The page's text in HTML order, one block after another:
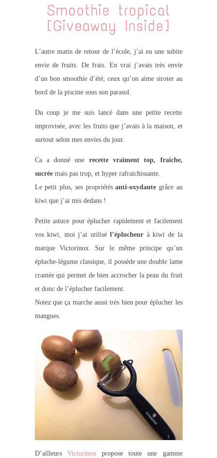
Smoothie tropical
[Giveaway Inside]
L’autre matin de retour de l’école, j’ai eu une subite
envie de fruits. De frais. En vrai j’avais très envie
d’un bon smoothie d’été, ceux qu’on aime siroter au
bord de la piscine sous son parasol.
Du coup je me suis lancé dans une petite recette
improvisée, avec les fruits que j’avais à la maison, et
surtout selon mes envies du jour.
Ca a donné une recette vraiment top, fraiche,
sucréemais pas trop, et hyper rafraichissante.
Le petit plus, ses propriétésanti-oxydante grâce au
kiwi que j’ai mis dedans !
Petite astuce pour éplucher rapidement et facilement
vos kiwi, moi j’ai utilisél’éplucheur à kiwi de la
marque Victorinox. Sur le même principe qu’un
épluche-légume classique, il possède une double lame
crantée qui permet de bien accrocher la peau du fruit
et donc de l’éplucher facilement.
Notez que ça marche aussi très bien pour éplucher les
mangues.
D’ailleurs Victorinoxpropose toute une gamme